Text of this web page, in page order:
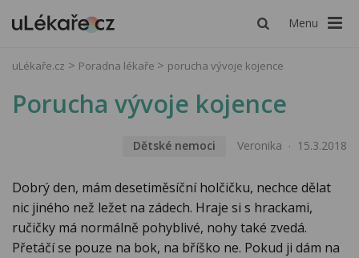
Menu
uLékaře.cz Poradna lékaře porucha vývoje kojence
Porucha vývoje kojence
Dětské nemoci Veronika 15.3.2018
Dobrý den, mám desetiměsíční holčičku, nechce dělat
nic jiného než ležet na zádech. Hraje si s hrackami,
ručičky má normálně pohyblivé, nohy také zvedá.
Přetáčí se pouze na bok, na bříško ne. Pokud ji dám na